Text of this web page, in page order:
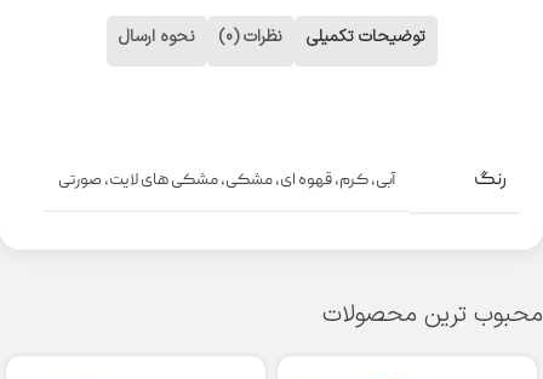
توضیحات تکمیلی نظرات (0) نحوه ارسال
رنگ آبی,کرم,قهوه ای,مشکی,مشکی های لایت, صورتی
محبوب ترین محصولات